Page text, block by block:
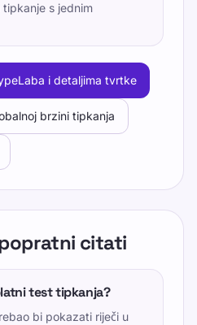
s jednim
i detaljima tvrtke
brzini tipkanja
citati
test tipkanja?
bi pokazati riječi u